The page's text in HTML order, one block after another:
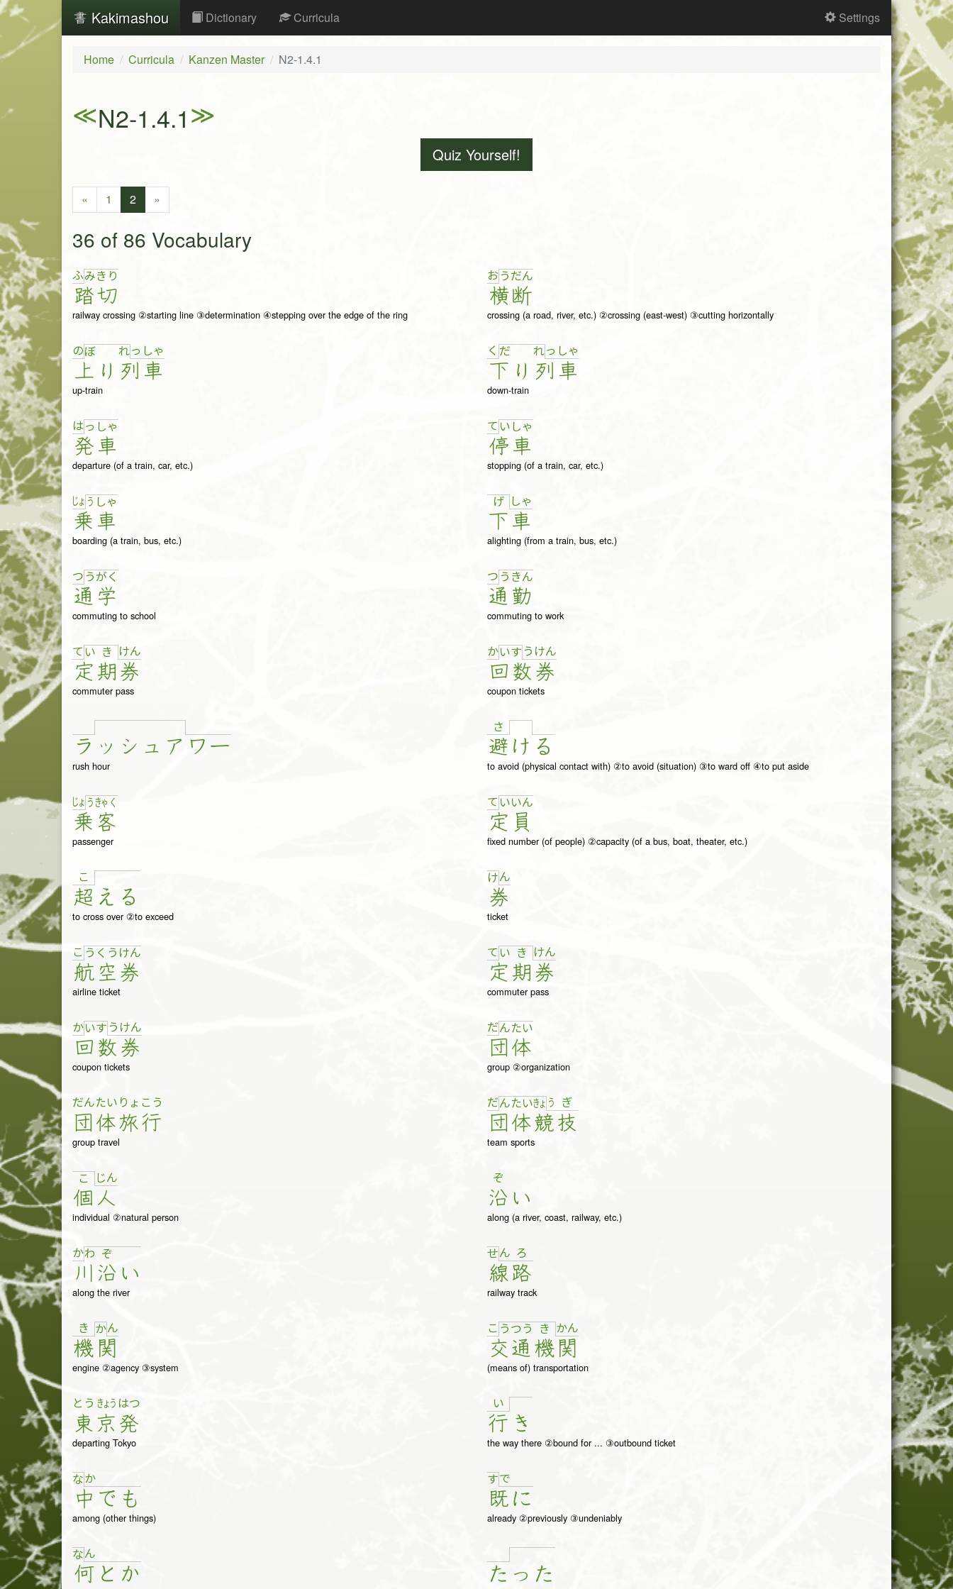
Kakimashou Dictionary Curricula Settings
Home Curricula Kanzen Master N2-1.4.1
≪N2-1.4.1≫
Quiz Yourself!
« 1 2 »
36 of 86 Vocabulary
ふみき り
踏切
railway crossing ②starting line ③determination ④stepping over the edge of the ring
お う
横
だん
断
crossing (a road, river, etc.) ②crossing (east-west) ③cutting horizontally
のぼ
上 り
れっ
列
しゃ
車
up-train
く だ
下 り
れっ
列
しゃ
車
down-train
はっ
発
しゃ
車
departure (of a train, car, etc.)
て い
停
しゃ
車
stopping (of a train, car, etc.)
じょ う
乗
しゃ
車
boarding (a train, bus, etc.)
げ
下
しゃ
車
alighting (from a train, bus, etc.)
つ う
通
が く
学
commuting to school
つ う
通
きん
勤
commuting to work
て い
定
き
期
けん
券
commuter pass
かい
回
す う
数
けん
券
coupon tickets
ラ ッ シュ ア ワ ー
rush hour
さ
避 け る
to avoid (physical contact with) ②to avoid (situation) ③to ward off ④to put aside
じょ う
乗
きゃ く
客
passenger
て い
定
いん
員
fixed number (of people) ②capacity (of a bus, boat, theater, etc.)
こ
超 え る
to cross over ②to exceed
けん
券
ticket
こ う
航
く う
空
けん
券
airline ticket
て い
定
き
期
けん
券
commuter pass
かい
回
す う
数
けん
券
coupon tickets
だん
団
たい
体
group ②organization
だん
団
たい
体
りょ
旅
こう
行
group travel
だん
団
たい
体
きょ う
競
ぎ
技
team sports
こ
個
じん
人
individual ②natural person
ぞ
沿 い
along (a river, coast, railway, etc.)
かわ
川
ぞ
沿 い
along the river
せん
線
ろ
路
railway track
き
機
かん
関
engine ②agency ③system
こ う
交
つ う
通
き
機
かん
関
(means of) transportation
とう
東
きょう
京
はつ
発
departing Tokyo
い
行 き
the way there ②bound for ... ③outbound ticket
なか
中 で も
among (other things)
すで
既に
already ②previously ③undeniably
なん
何 と か た っ た